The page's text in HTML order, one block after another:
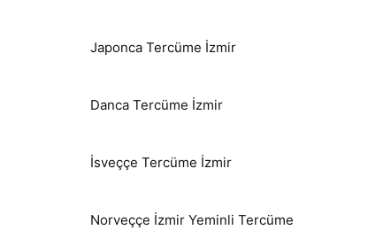
Japonca Tercüme İzmir
Danca Tercüme İzmir
İsveççe Tercüme İzmir
Norveççe İzmir Yeminli Tercüme